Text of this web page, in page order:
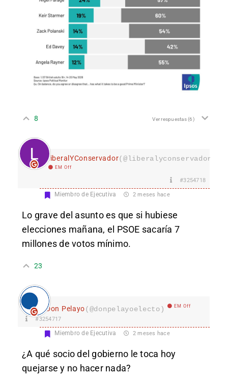
8 Ver respuestas(6)
LiberalYConservador
EM Off
#3254718
Miembro de Ejecutiva 2 meses hace
Lo grave del asunto es que si hubiese
elecciones mañana, el PSOE sacaría 7
millones de votos mínimo.
23
Don Pelayo(@donpelayoelecto) EM Off
#3254717
Miembro de Ejecutiva 2 meses hace
¿A qué socio del gobierno le toca hoy
quejarse y no hacer nada?